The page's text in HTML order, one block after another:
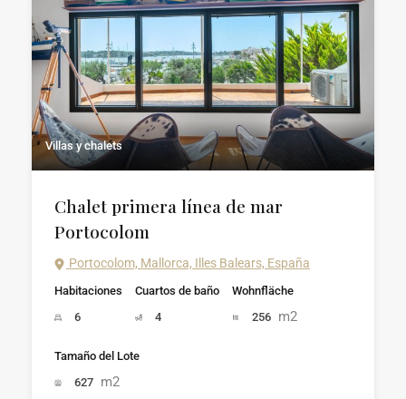
Villas y chalets
Chalet primera línea de mar
Portocolom
Portocolom, Mallorca, Illes Balears, España
Habitaciones
6
Cuartos de baño
4
Wohnfläche
256 m2
Tamaño del Lote
627 m2